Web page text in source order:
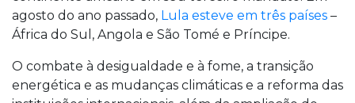
agosto do ano passado, Lula esteve em três países –
África do Sul, Angola e São Tomé e Príncipe.
O combate à desigualdade e à fome, a transição
energética e as mudanças climáticas e a reforma das